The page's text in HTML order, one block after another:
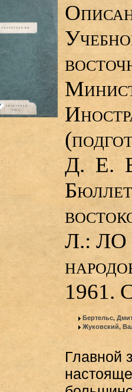
Д. Е.
Л.: ЛО
1961.
Бертельс,
Жуковский,
Главной